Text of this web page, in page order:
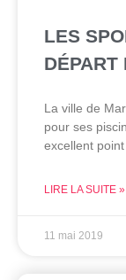
LES
DÉPART
La ville de
pour ses
excellent
LIRE LA SUITE »
11 mai 2019